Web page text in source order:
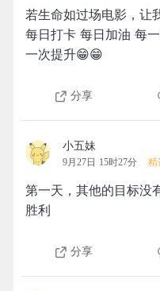
若生命如过场电影，让
每日打卡 每日加油 每
一次提升😁😁
分享
小五妹
9月27日 15时27分 精
第一天，其他的目标没
胜利
分享